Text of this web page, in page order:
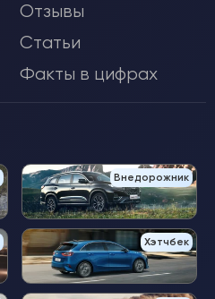
Отзывы
Статьи
Факты в цифрах
Внедорожник
Хэтчбек